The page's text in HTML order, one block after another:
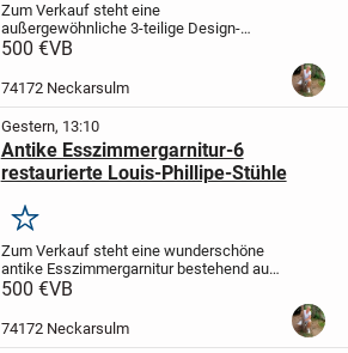
Zum Verkauf steht eine
außergewöhnliche 3-teilige Design-
Loungegarnitur von Pollux, bestehend aus
organischen Formgebung, den markanten
500 €VB
74172 Neckarsulm
Gestern, 13:10
Antike Esszimmergarnitur-6
restaurierte Louis-Phillipe-Stühle
Merken
Zum Verkauf steht eine wunderschöne
antike Esszimmergarnitur bestehend aus
6 Massivholzstühlen im Rokoko-Stil (ca.
neu gepolstert und präsentieren sich in...
500 €VB
74172 Neckarsulm